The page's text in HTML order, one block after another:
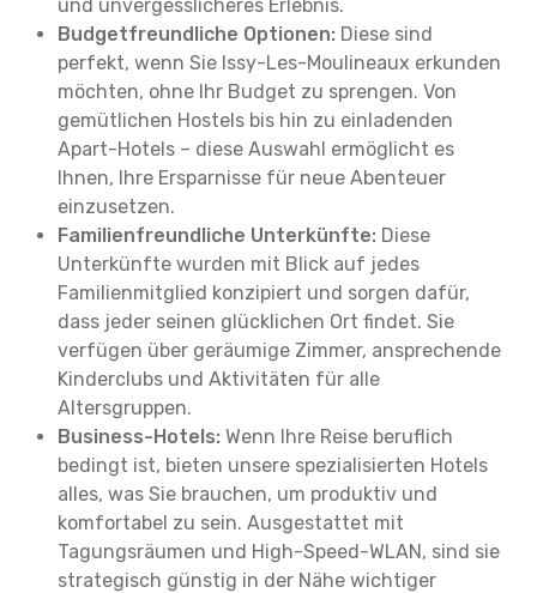
und unvergesslicheres Erlebnis.
Budgetfreundliche Optionen: Diese sind
perfekt, wenn Sie Issy-Les-Moulineaux erkunden
möchten, ohne Ihr Budget zu sprengen. Von
gemütlichen Hostels bis hin zu einladenden
Apart-Hotels – diese Auswahl ermöglicht es
Ihnen, Ihre Ersparnisse für neue Abenteuer
einzusetzen.
Familienfreundliche Unterkünfte: Diese
Unterkünfte wurden mit Blick auf jedes
Familienmitglied konzipiert und sorgen dafür,
dass jeder seinen glücklichen Ort findet. Sie
verfügen über geräumige Zimmer, ansprechende
Kinderclubs und Aktivitäten für alle
Altersgruppen.
Business-Hotels: Wenn Ihre Reise beruflich
bedingt ist, bieten unsere spezialisierten Hotels
alles, was Sie brauchen, um produktiv und
komfortabel zu sein. Ausgestattet mit
Tagungsräumen und High-Speed-WLAN, sind sie
strategisch günstig in der Nähe wichtiger